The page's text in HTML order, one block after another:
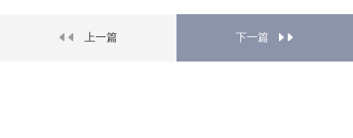
上一篇 下一篇